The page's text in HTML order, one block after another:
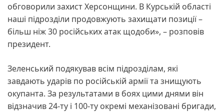
обговорили захист Херсонщини. В Курській області
наші підрозділи продовжують захищати позиції –
більш ніж 30 російських атак щодоби», – розповів
президент.
Зеленський подякував всім підрозділам, які
завдають ударів по російській армії та знищують
окупанта. За результатами в боях цими днями він
відзначив 24-ту і 100-ту окремі механізовані бригади,